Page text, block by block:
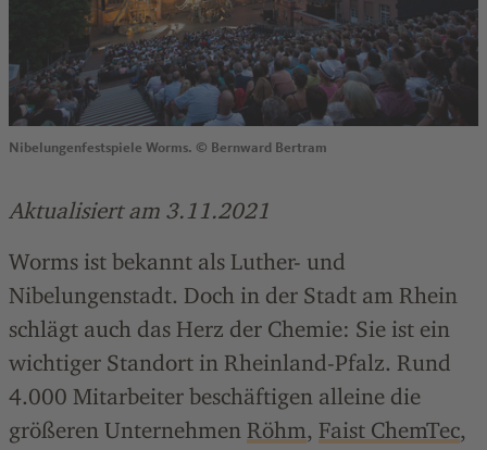
Nibelungenfestspiele Worms. © Bernward Bertram
Aktualisiert am 3.11.2021
Worms ist bekannt als Luther- und
Nibelungenstadt. Doch in der Stadt am Rhein
schlägt auch das Herz der Chemie: Sie ist ein
wichtiger Standort in Rheinland-Pfalz. Rund
4.000 Mitarbeiter beschäftigen alleine die
größeren Unternehmen Röhm, Faist ChemTec,